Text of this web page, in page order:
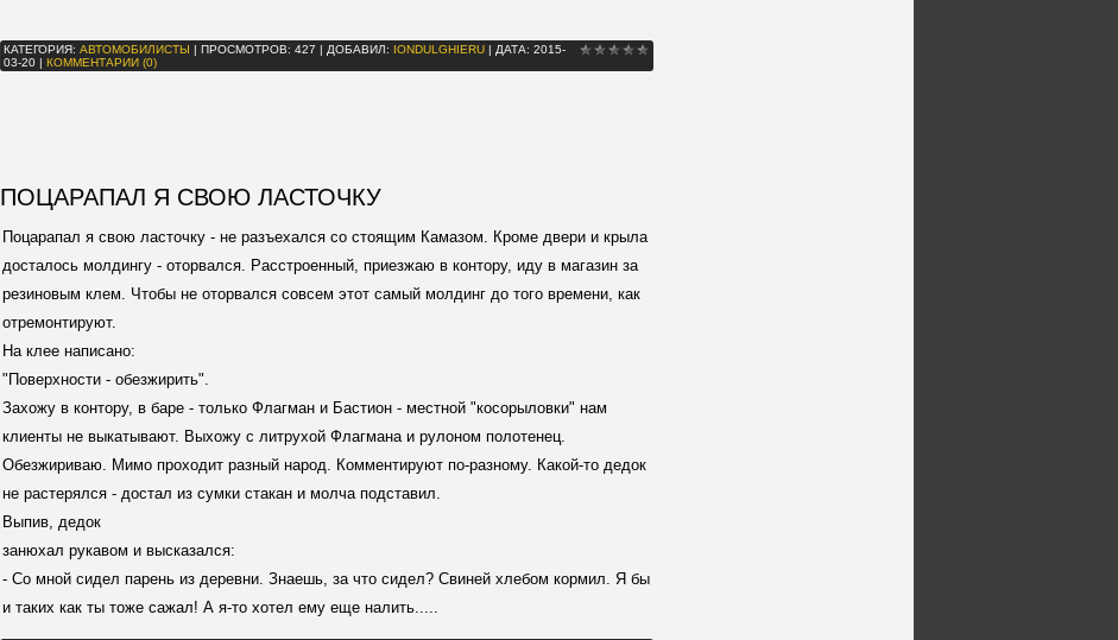
КАТЕГОРИЯ: АВТОМОБИЛИСТЫ | ПРОСМОТРОВ: 427 | ДОБАВИЛ: IONDULGHIERU | ДАТА: 2015-
03-20 | КОММЕНТАРИИ (0)
ПОЦАРАПАЛ Я СВОЮ ЛАСТОЧКУ
Поцарапал я свою ласточку - не разъехался со стоящим Камазом. Кроме двери и крыла
досталось молдингу - оторвался. Расстроенный, приезжаю в контору, иду в магазин за
резиновым клем. Чтобы не оторвался совсем этот самый молдинг до того времени, как
отремонтируют.
На клее написано:
"Поверхности - обезжирить".
Захожу в контору, в баре - только Флагман и Бастион - местной "косорыловки" нам
клиенты не выкатывают. Выхожу с литрухой Флагмана и рулоном полотенец.
Обезжириваю. Мимо проходит разный народ. Комментируют по-разному. Какой-то дедок
не растерялся - достал из сумки стакан и молча подставил.
Выпив, дедок
занюхал рукавом и высказался:
- Со мной сидел парень из деревни. Знаешь, за что сидел? Свиней хлебом кормил. Я бы
и таких как ты тоже сажал! А я-то хотел ему еще налить.....